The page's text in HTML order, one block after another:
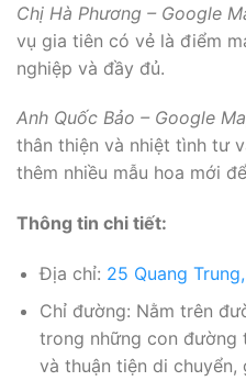
Chị Hà Phương – Google
vụ gia tiên có vẻ là điểm
nghiệp và đầy đủ.
Anh Quốc Bảo – Google
thân thiện và nhiệt tình tư
thêm nhiều mẫu hoa mới
Thông tin chi tiết:
Địa chỉ: 25 Quang
Chỉ đường: Nằm trên
trong những con đường
và thuận tiện di chuyển,